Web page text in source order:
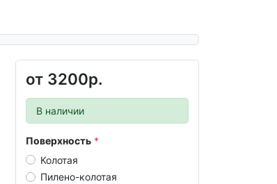
от 3200р.
В наличии
Поверхность
Колотая
Пилено-колотая